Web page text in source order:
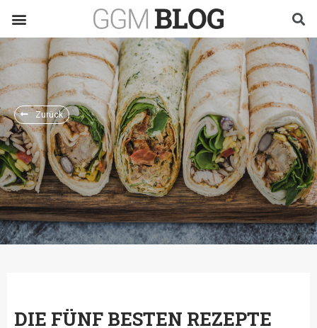
Zurück
DIE FÜNF BESTEN REZEPTE